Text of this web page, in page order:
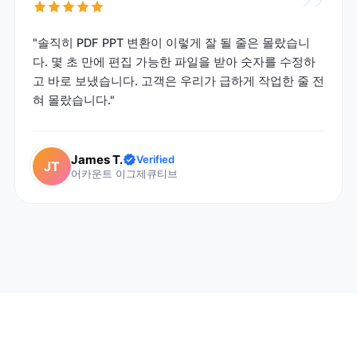
"솔직히 PDF PPT 변환이 이렇게 잘 될 줄은 몰랐습니
다. 몇 초 만에 편집 가능한 파일을 받아 숫자를 수정하
고 바로 보냈습니다. 고객은 우리가 급하게 작업한 줄 전
혀 몰랐습니다."
JT James T.
Verified
어카운트 이그제큐티브